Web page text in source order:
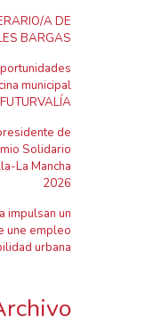
A DE
BARGAS
municipal
de
Solidario
La Mancha
2026
impulsan un
une empleo
urbana